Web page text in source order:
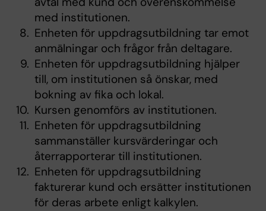
med institutionen.
Enheten för uppdragsutbildning tar emot
anmälningar och frågor från deltagare.
Enheten för uppdragsutbildning hjälper
till, om institutionen så önskar, med
bokning av fika och lokal.
Kursen genomförs av institutionen.
Enheten för uppdragsutbildning
sammanställer kursvärderingar och
återrapporterar till institutionen.
Enheten för uppdragsutbildning
fakturerar kund och ersätter institutionen
för deras arbete enligt kalkylen.